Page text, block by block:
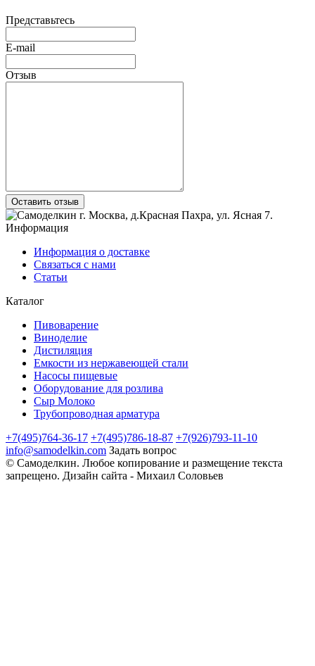
Представьтесь
E-mail
Отзыв
Оставить отзыв
г. Москва, д.Красная Пахра, ул. Ясная 7.
Информация
Информация о доставке
Связаться с нами
Статьи
Каталог
Пивоварение
Виноделие
Дистиляция
Емкости из нержавеющей стали
Насосы пищевые
Оборудование для розлива
Сыр Молоко
Трубопроводная арматура
+7(495)764-36-17 +7(495)786-18-87 +7(926)793-11-10
info@samodelkin.com Задать вопрос
© Самоделкин. Любое копирование и размещение текста
запрещено. Дизайн сайта - Михаил Соловьев